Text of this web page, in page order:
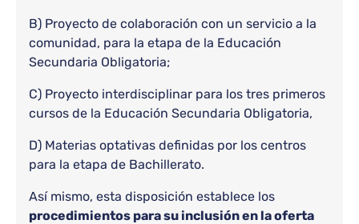
B) Proyecto de colaboración con un servicio a la
comunidad, para la etapa de la Educación
Secundaria Obligatoria;
C) Proyecto interdisciplinar para los tres primeros
cursos de la Educación Secundaria Obligatoria,
D) Materias optativas definidas por los centros
para la etapa de Bachillerato.
Así mismo, esta disposición establece los
procedimientos para su inclusión en la oferta